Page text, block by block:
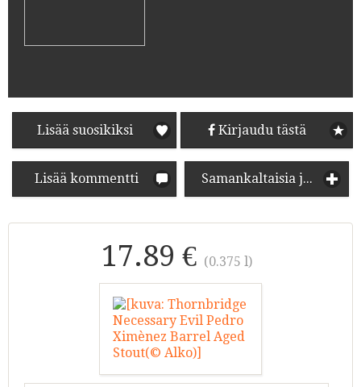
Lisää suosikiksi Kirjaudu tästä
Lisää kommentti Samankaltaisia juomia
17.89 € (0.375 l)